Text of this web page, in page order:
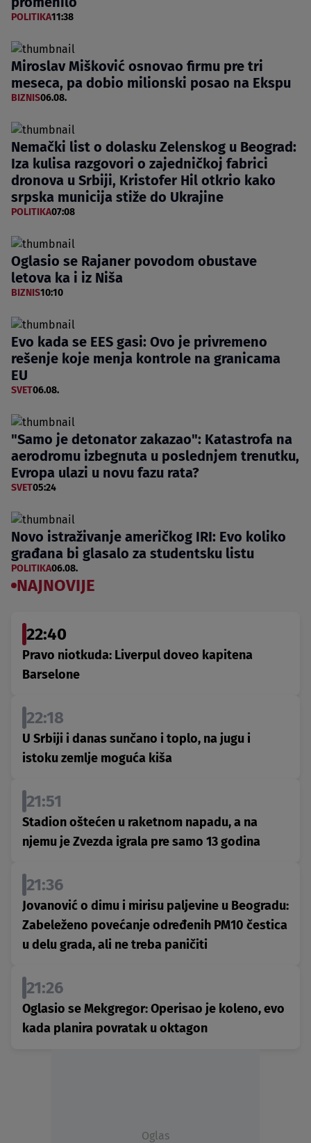
POLITIKA11:38
Miroslav Mišković osnovao firmu pre tri
meseca, pa dobio milionski posao na Ekspu
BIZNIS06.08.
Nemački list o dolasku Zelenskog u Beograd:
Iza kulisa razgovori o zajedničkoj fabrici
dronova u Srbiji, Kristofer Hil otkrio kako
srpska municija stiže do Ukrajine
POLITIKA07:08
Oglasio se Rajaner povodom obustave
letova ka i iz Niša
BIZNIS10:10
Evo kada se EES gasi: Ovo je privremeno
rešenje koje menja kontrole na granicama
EU
SVET06.08.
"Samo je detonator zakazao": Katastrofa na
aerodromu izbegnuta u poslednjem trenutku,
Evropa ulazi u novu fazu rata?
SVET05:24
Novo istraživanje američkog IRI: Evo koliko
građana bi glasalo za studentsku listu
POLITIKA06.08.
NAJNOVIJE
22:40
Pravo niotkuda: Liverpul doveo kapitena
Barselone
22:18
U Srbiji i danas sunčano i toplo, na jugu i
istoku zemlje moguća kiša
21:51
Stadion oštećen u raketnom napadu, a na
njemu je Zvezda igrala pre samo 13 godina
21:36
Jovanović o dimu i mirisu paljevine u Beogradu:
Zabeleženo povećanje određenih PM10 čestica
u delu grada, ali ne treba paničiti
21:26
Oglasio se Mekgregor: Operisao je koleno, evo
kada planira povratak u oktagon
Oglas